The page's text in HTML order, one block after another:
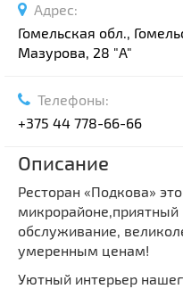
Адрес:
Гомельская обл.,
Мазурова, 28 "A"
Телефоны:
+375 44 778-66-66
Описание
Ресторан «Подкова»
обслуживание,
умеренным ценам!
Уютный интерьер